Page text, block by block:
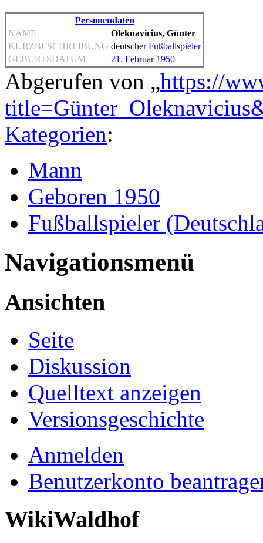
Personendaten
NAME
Oleknavicius, Günter
KURZBESCHREIBUNG deutscherFußballspieler
GEBURTSDATUM
21. Februar 1950
Abgerufen von „https://
Kategorien:
Mann
Geboren 1950
Fußballspieler
Navigationsmenü
Ansichten
Seite
Diskussion
Quelltext anzeigen
Versionsgeschichte
Anmelden
Benutzerkonto
WikiWaldhof